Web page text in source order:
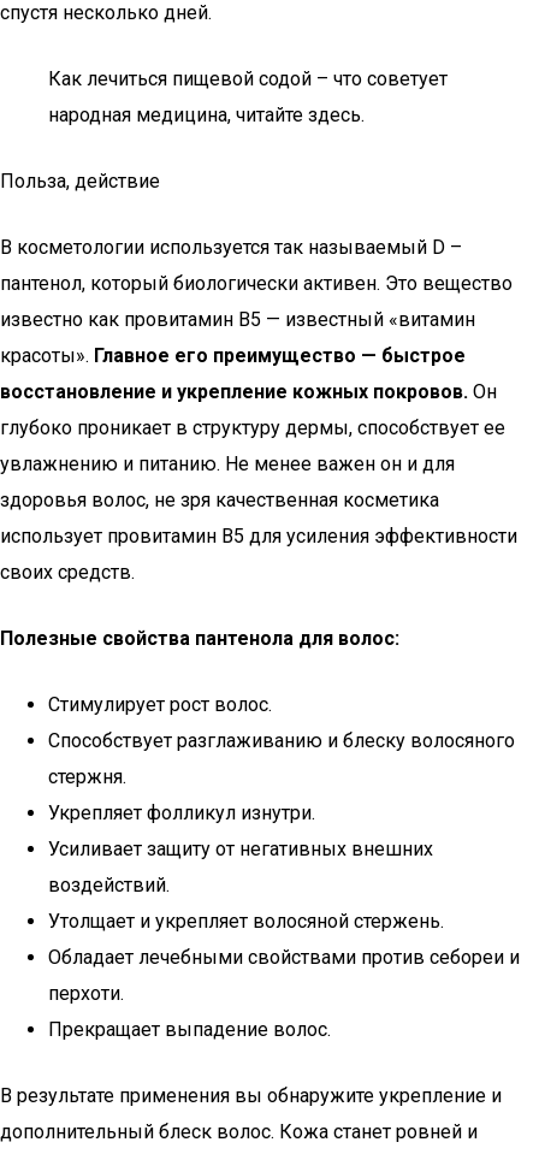
спустя несколько дней.
Как лечиться пищевой содой – что советует
народная медицина, читайте здесь.
Польза, действие
В косметологии используется так называемый D –
пантенол, который биологически активен. Это вещество
известно как провитамин В5 — известный «витамин
красоты». Главное его преимущество — быстрое
восстановление и укрепление кожных покровов. Он
глубоко проникает в структуру дермы, способствует ее
увлажнению и питанию. Не менее важен он и для
здоровья волос, не зря качественная косметика
использует провитамин В5 для усиления эффективности
своих средств.
Полезные свойства пантенола для волос:
Стимулирует рост волос.
Способствует разглаживанию и блеску волосяного
стержня.
Укрепляет фолликул изнутри.
Усиливает защиту от негативных внешних
воздействий.
Утолщает и укрепляет волосяной стержень.
Обладает лечебными свойствами против себореи и
перхоти.
Прекращает выпадение волос.
В результате применения вы обнаружите укрепление и
дополнительный блеск волос. Кожа станет ровней и